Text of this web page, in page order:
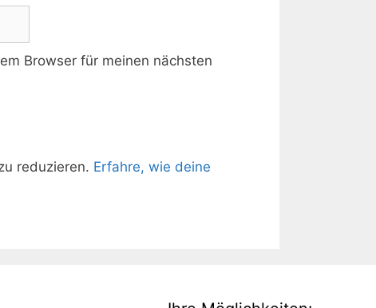
Browser für meinen nächsten
reduzieren. Erfahre, wie deine